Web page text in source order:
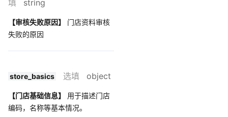
填
string
【审核失败原因】
门店资料审核
失败的原因
store_basics 选填 object
【门店基础信息】
用于描述门店
编码，名称等基本情况。